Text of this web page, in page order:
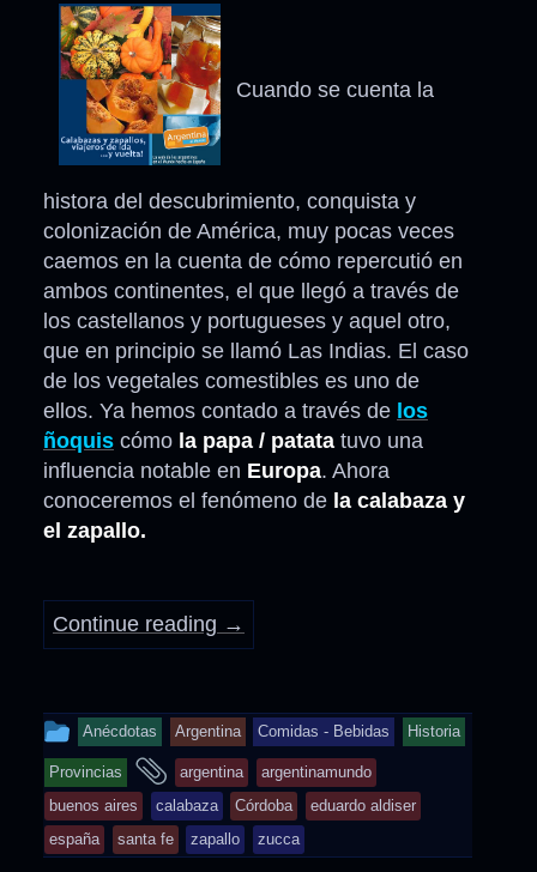
Cuando se cuenta la
histora del descubrimiento, conquista y
colonización de América, muy pocas veces
caemos en la cuenta de cómo repercutió en
ambos continentes, el que llegó a través de
los castellanos y portugueses y aquel otro,
que en principio se llamó Las Indias. El caso
de los vegetales comestibles es uno de
ellos. Ya hemos contado a través de los
ñoquis cómo la papa / patata tuvo una
influencia notable en Europa. Ahora
conoceremos el fenómeno de la calabaza y
el zapallo.
Continue reading →
This
entry
was
posted
in
Anécdotas Argentina Comidas - Bebidas Historia
Provincias
and
tagged
argentina
argentinamundo
buenos aires
calabaza Córdoba
eduardo aldiser
españa
santa fe zapallo zucca